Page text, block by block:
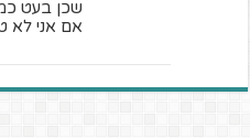
שכן בעט
אם אני לא